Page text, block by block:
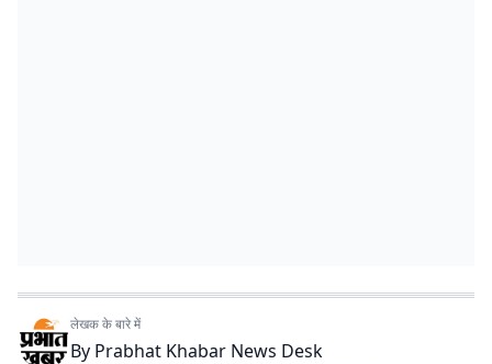
लेखक के बारे में
By Prabhat Khabar News Desk